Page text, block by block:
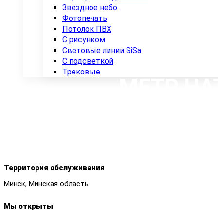
Звездное небо
Фотопечать
Потолок ПВХ
С рисунком
Световые линии SiSa
С подсветкой
Трековые
Территория обслуживания
Минск, Минская область
Мы открыты